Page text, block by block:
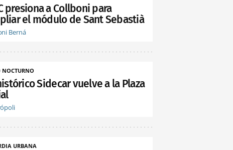
presiona a Collboni para
el módulo de Sant Sebastià
Berná
NOCTURNO
Sidecar vuelve a la Plaza
URBANA